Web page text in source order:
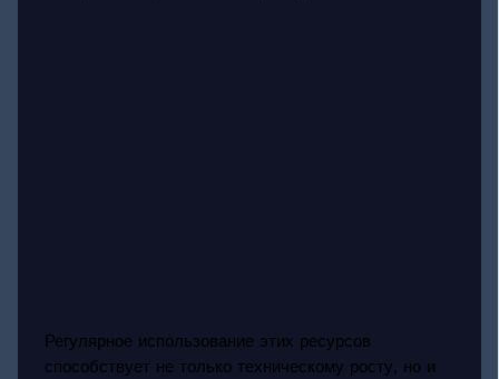
Регулярное использование этих ресурсов
способствует не только техническому росту, но и